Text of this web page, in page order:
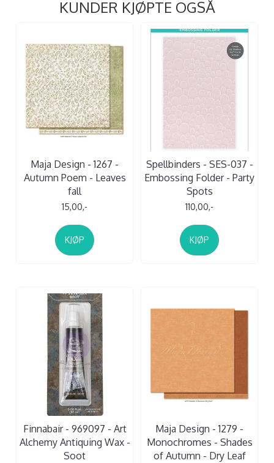
KUNDER KJØPTE OGSÅ
Maja Design - 1267 -
Autumn Poem - Leaves
fall
15,00,-
KJØP
Spellbinders - SES-037 -
Embossing Folder - Party
Spots
110,00,-
KJØP
Finnabair - 969097 - Art
Alchemy Antiquing Wax -
Soot
Maja Design - 1279 -
Monochromes - Shades
of Autumn - Dry Leaf